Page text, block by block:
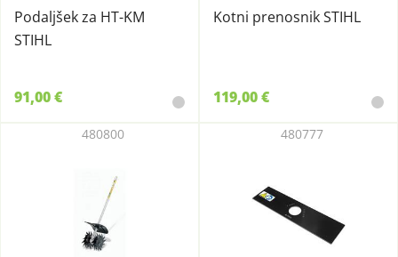
Podaljšek za HT-KM
STIHL
91,00 €
Kotni prenosnik STIHL
119,00 €
480800 480777